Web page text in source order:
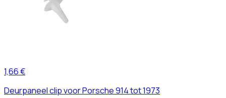
1,66 €
Deurpaneel clip voor Porsche 914 tot 1973